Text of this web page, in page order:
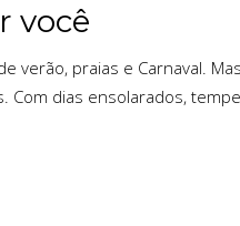
você
verão, praias e Carnaval.
dias ensolarados,